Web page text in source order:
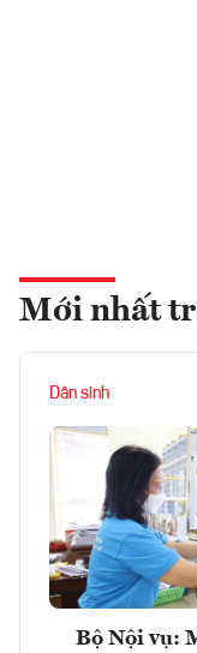
Mới nhất
Dân sinh
Bộ Nội vụ: